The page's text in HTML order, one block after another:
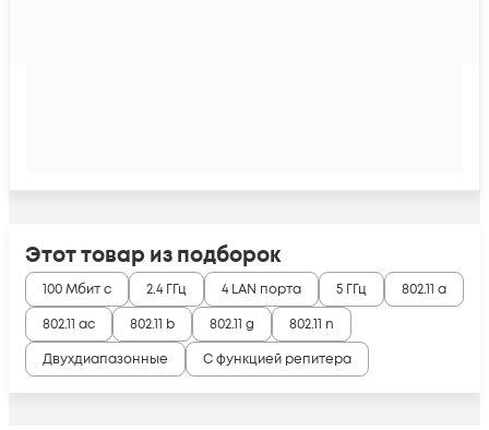
Этот товар из подборок
100 Мбит с 2.4 ГГц 4 LAN порта 5 ГГц
802.11 a
802.11 ac
802.11 b 802.11 g
802.11 n
Двухдиапазонные
С функцией репитера